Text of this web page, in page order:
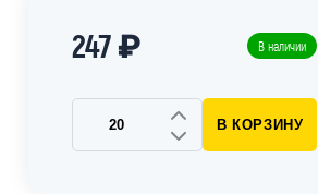
247 ₽ В наличии
В КОРЗИНУ